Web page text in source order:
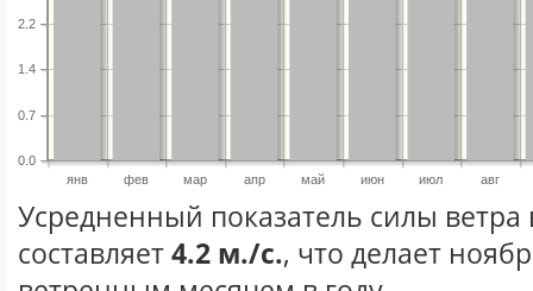
янв фев мар апр май июн июл авг
0.0
0.7
1.4
2.2
Усредненный показатель силы ветра
составляет4.2 м./с., что делает